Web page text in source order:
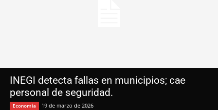
INEGI detecta fallas en municipios; cae
personal de seguridad.
Economía 19 de marzo de 2026